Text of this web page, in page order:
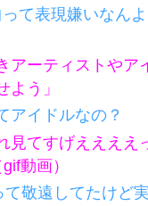
て表現嫌いなん
アーティストやア
よう」
アイドルなの？
見てすげええええ
動画）
て敬遠してたけど